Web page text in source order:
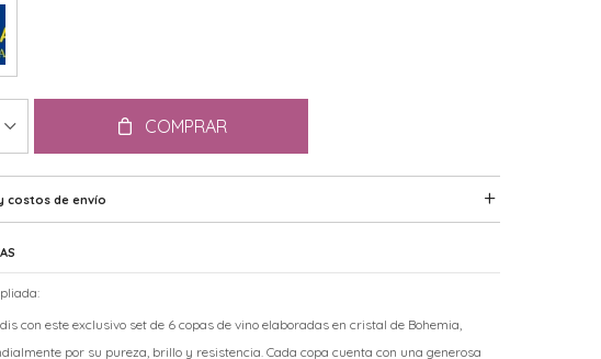
COMPRAR
costos de envío
con este exclusivo set de 6 copas de vino elaboradas en cristal de Bohemia,
por su pureza, brillo y resistencia. Cada copa cuenta con una generosa